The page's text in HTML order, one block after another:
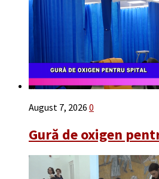
August 7, 2026 0
Gură de oxigen